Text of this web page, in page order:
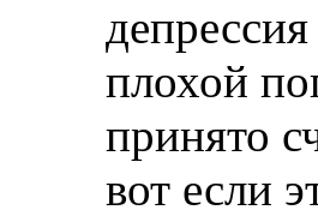
плохой
принято
вот если